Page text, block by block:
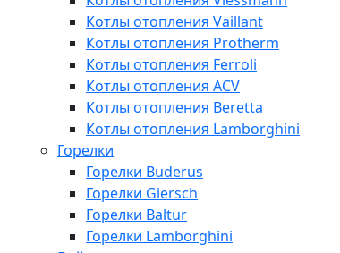
Котлы отопления Vaillant
Котлы отопления Protherm
Котлы отопления Ferroli
Котлы отопления ACV
Котлы отопления Beretta
Котлы отопления Lamborghini
Горелки
Горелки Buderus
Горелки Giersch
Горелки Baltur
Горелки Lamborghini